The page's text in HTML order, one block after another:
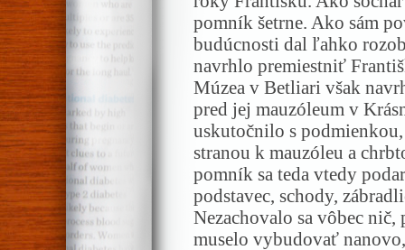
pomník šetrne. Ako sám
budúcnosti dal ľahko
navrhlo premiestniť
Múzea v Betliari však
pred jej mauzóleum v
uskutočnilo s
stranou k mauzóleu a
pomník sa teda vtedy
podstavec, schody,
Nezachovalo sa vôbec
muselo vybudovať